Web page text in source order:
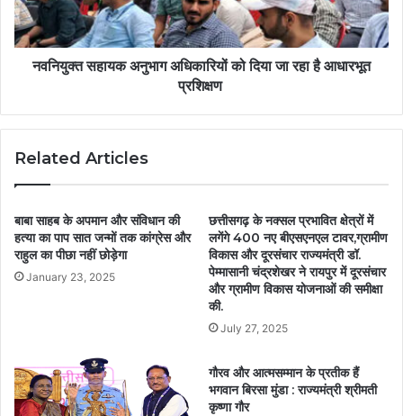
नवनियुक्त सहायक अनुभाग अधिकारियों को दिया जा रहा है आधारभूत
प्रशिक्षण
Related Articles
बाबा साहब के अपमान और संविधान की
हत्या का पाप सात जन्मों तक कांग्रेस और
राहुल का पीछा नहीं छोड़ेगा
January 23, 2025
छत्तीसगढ़ के नक्सल प्रभावित क्षेत्रों में
लगेंगे 400 नए बीएसएनएल टावर,ग्रामीण
विकास और दूरसंचार राज्यमंत्री डॉ.
पेम्मासानी चंद्रशेखर ने रायपुर में दूरसंचार
और ग्रामीण विकास योजनाओं की समीक्षा
की.
July 27, 2025
गौरव और आत्मसम्मान के प्रतीक हैं
भगवान बिरसा मुंडा : राज्यमंत्री श्रीमती
कृष्णा गौर